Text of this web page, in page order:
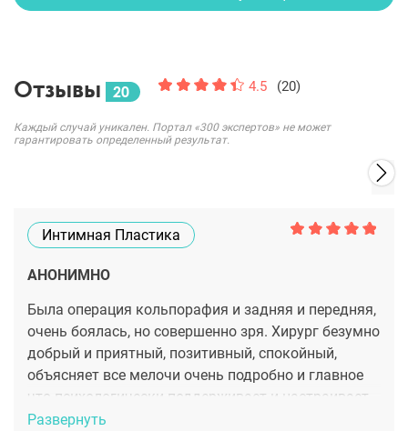
Отзывы 20 4.5 (20)
Каждый случай уникален. Портал «300 экспертов» не может
гарантировать определенный результат.
Интимная Пластика
АНОНИМНО
Была операция кольпорафия и задняя и передняя,
очень боялась, но совершенно зря. Хирург безумно
добрый и приятный, позитивный, спокойный,
объясняет все мелочи очень подробно и главное
что психологически поддерживает и настраивает
на лучшие результаты. Наркоз в клинике также
Развернуть